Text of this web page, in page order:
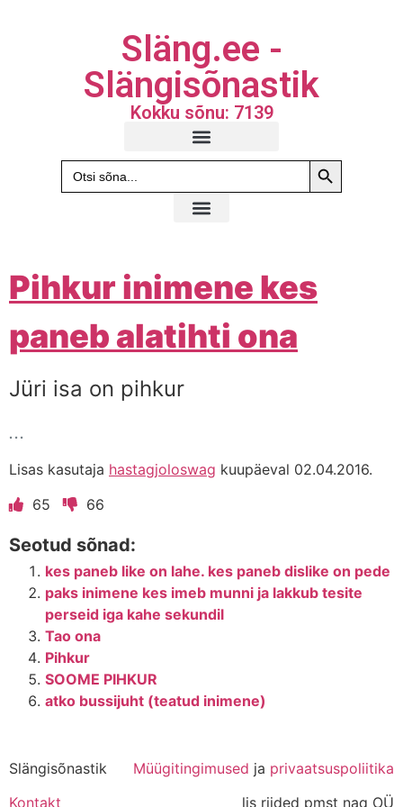
Släng.ee -
Slängisõnastik
Kokku sõnu: 7139
Search
for:
Search
Pihkur inimene kes
paneb alatihti ona
Jüri isa on pihkur
...
Lisas kasutaja hastagjoloswag kuupäeval 02.04.2016.
65
66
Seotud sõnad:
kes paneb like on lahe. kes paneb dislike on pede
paks inimene kes imeb munni ja lakkub tesite
perseid iga kahe sekundil
Tao ona
Pihkur
SOOME PIHKUR
atko bussijuht (teatud inimene)
Slängisõnastik Müügitingimused ja privaatsuspoliitika
Kontakt
lis riided pmst naq OÜ